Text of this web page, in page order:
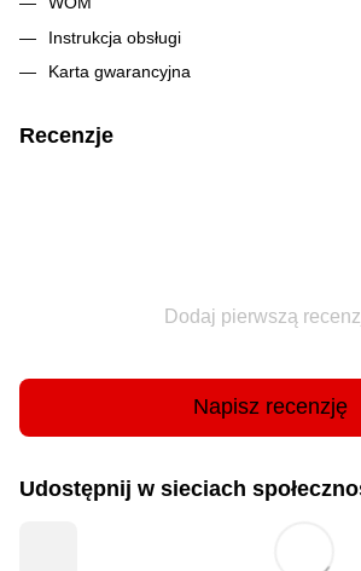
Instrukcja obsługi
Karta gwarancyjna
Recenzje
Dodaj pierwszą
Napisz recenzję
Udostępnij w sieciach